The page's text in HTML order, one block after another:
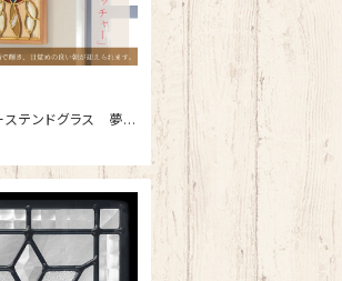
ステンドグラス 夢を
キャッチャー」SH-P